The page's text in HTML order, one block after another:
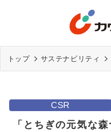
トップ サステナビリティ
CSR
「とちぎの元気な